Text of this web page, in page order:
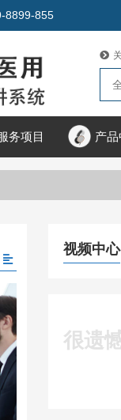
8899-855
务项目 产
视频中心
很遗